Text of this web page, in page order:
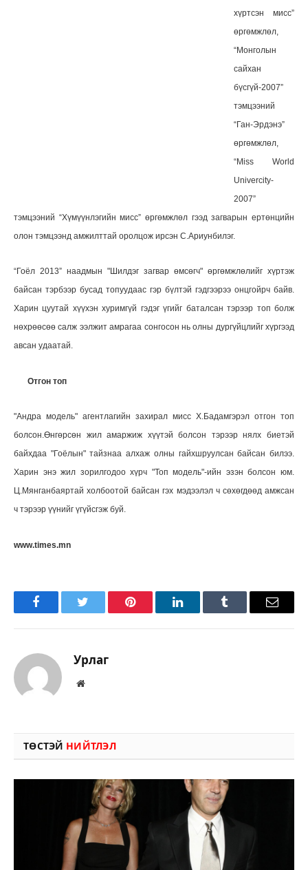
хүртсэн мисс”
өргөмжлөл,
“Монголын
сайхан
бүсгүй-2007”
тэмцээний
“Ган-Эрдэнэ”
өргөмжлөл,
“Miss World
Univercity-
2007”
тэмцээний “Хүмүүнлэгийн мисс” өргөмжлөл гээд загварын ертөнцийн
олон тэмцээнд амжилттай оролцож ирсэн С.Ариунбилэг.
“Гоёл 2013” наадмын "Шилдэг загвар өмсөгч" өргөмжлөлийг хүртэж
байсан тэрбээр бусад топуудаас гэр бүлтэй гэдгээрээ онцгойрч байв.
Харин цуутай хүүхэн хуримгүй гэдэг үгийг баталсан тэрээр топ болж
нөхрөөсөө салж ээлжит амрагаа сонгосон нь олны дургүйцлийг хүргээд
авсан удаатай.
Отгон топ
"Андра модель" агентлагийн захирал мисс Х.Бадамгэрэл отгон топ
болсон.Өнгөрсөн жил амаржиж хүүтэй болсон тэрээр нялх биетэй
байхдаа "Гоёлын" тайзнаа алхаж олны гайхшруулсан байсан билээ.
Харин энэ жил зорилгодоо хүрч "Топ модель"-ийн эзэн болсон юм.
Ц.Мянганбаяртай холбоотой байсан гэх мэдээлэл ч сөхөгдөөд амжсан
ч тэрээр үүнийг үгүйсгэж буй.
www.times.mn
FacebookTwitter Pinterest LinkedInTumblr Имэйл
Урлаг
Вэбсайт
ТӨСТЭЙ НИЙТЛЭЛ